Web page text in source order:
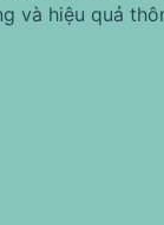
và hiệu quả